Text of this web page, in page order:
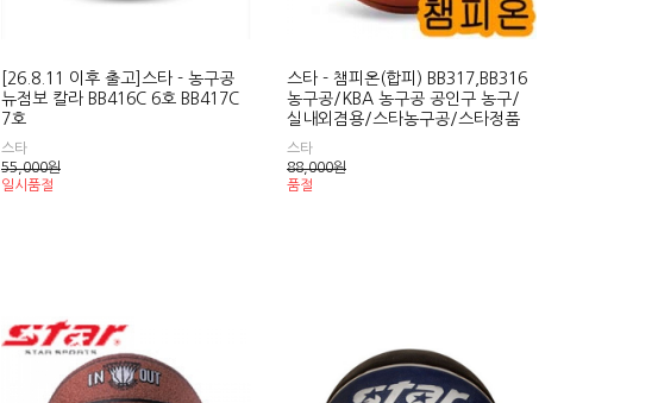
[26.8.11 이후 출고]스타 - 농구공
뉴점보 칼라 BB416C 6호 BB417C
7호
스타
55,000원
일시품절
스타 - 챔피온(합피) BB317,BB316
농구공/KBA 농구공 공인구 농구/
실내외겸용/스타농구공/스타정품
스타
88,000원
품절